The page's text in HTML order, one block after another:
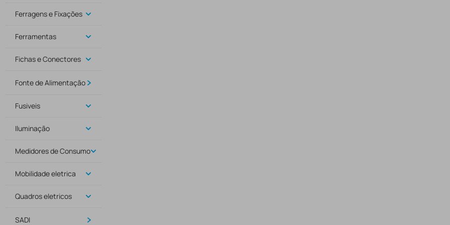
Ferragens e Fixações
Ferramentas
Fichas e Conectores
Fonte de Alimentação
Fusiveis
Iluminação
Medidores de Consumo
Mobilidade eletrica
Quadros eletricos
SADI